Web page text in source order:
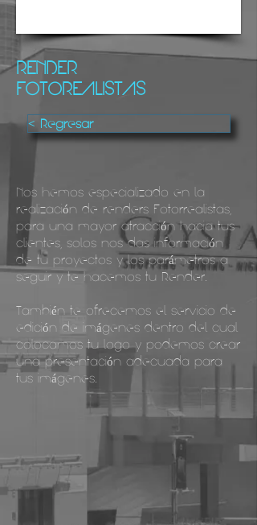
RENDER
FOTOREALISTAS
< Regresar
Nos hemos especializado en la
realización de renders Fotorrealistas,
para una mayor atracción hacia tus
clientes, solos nos das información
de tu proyectos y los parámetros a
seguir y te hacemos tu Render.
También te ofrecemos el servicio de
edición de imágenes dentro del cual
colocamos tu logo y podemos crear
una presentación adecuada para
tus imágenes.